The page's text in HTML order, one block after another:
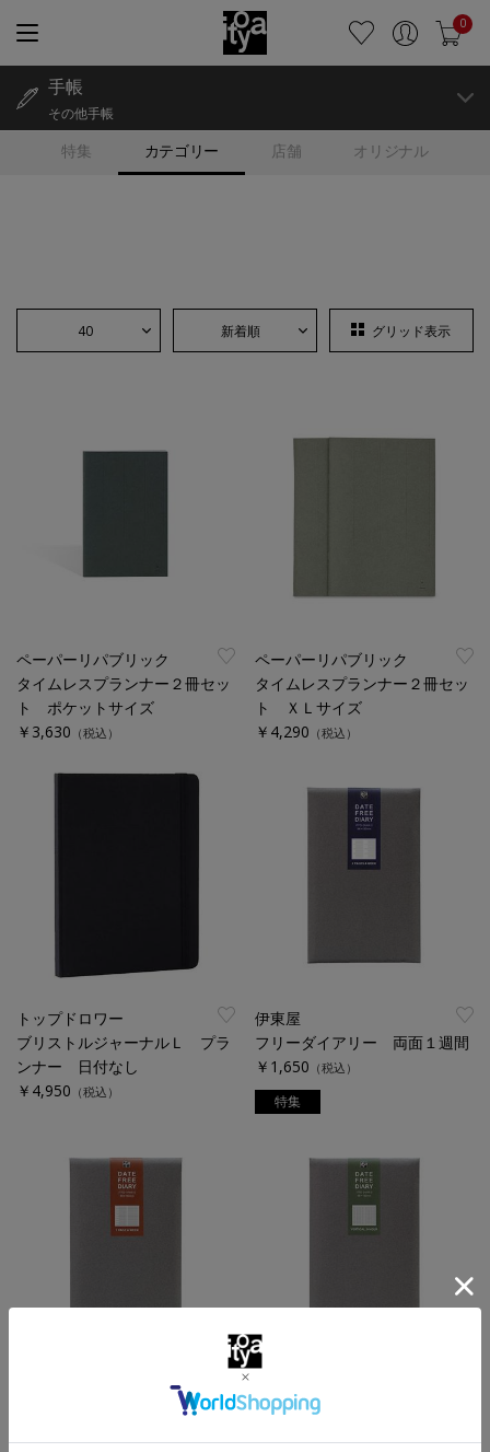
0
特集 カテゴリー 店舗 オリジナル
手帳
その他手帳
40 新着順 グリッド表示
ペーパーリパブリック
タイムレスプランナー２冊セッ
ト ポケットサイズ
￥3,630 （税込）
ペーパーリパブリック
タイムレスプランナー２冊セッ
ト ＸＬサイズ
￥4,290 （税込）
トップドロワー
ブリストルジャーナルＬ プラ
ンナー 日付なし
￥4,950 （税込）
伊東屋
フリーダイアリー 両面１週間
￥1,650 （税込）
特集
フリーダイアリー 片面１週間
フリーダイアリー 週間２４時